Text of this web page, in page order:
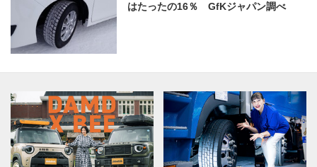
はたったの16％ GfKジャパン調べ